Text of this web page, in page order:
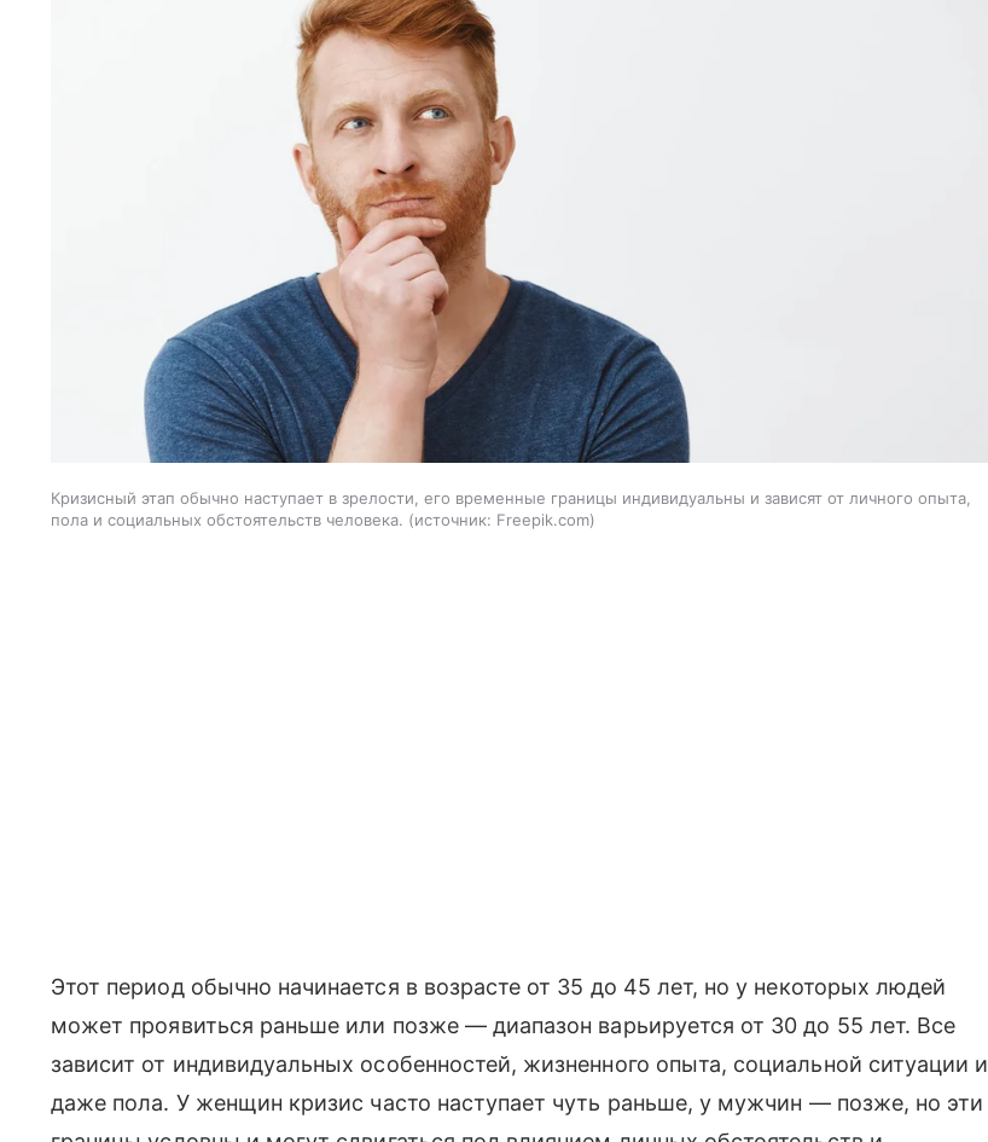
Кризисный этап обычно наступает в зрелости, его временные границы индивидуальны и зависят от личного опыта,
пола и социальных обстоятельств человека.
источник: Freepik.com
Этот период обычно начинается в возрасте от 35 до 45 лет, но у некоторых людей
может проявиться раньше или позже — диапазон варьируется от 30 до 55 лет. Все
зависит от индивидуальных особенностей, жизненного опыта, социальной ситуации и
даже пола. У женщин кризис часто наступает чуть раньше, у мужчин — позже, но эти